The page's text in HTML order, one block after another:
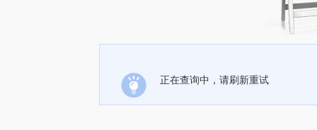
正在查询中，请刷新重试